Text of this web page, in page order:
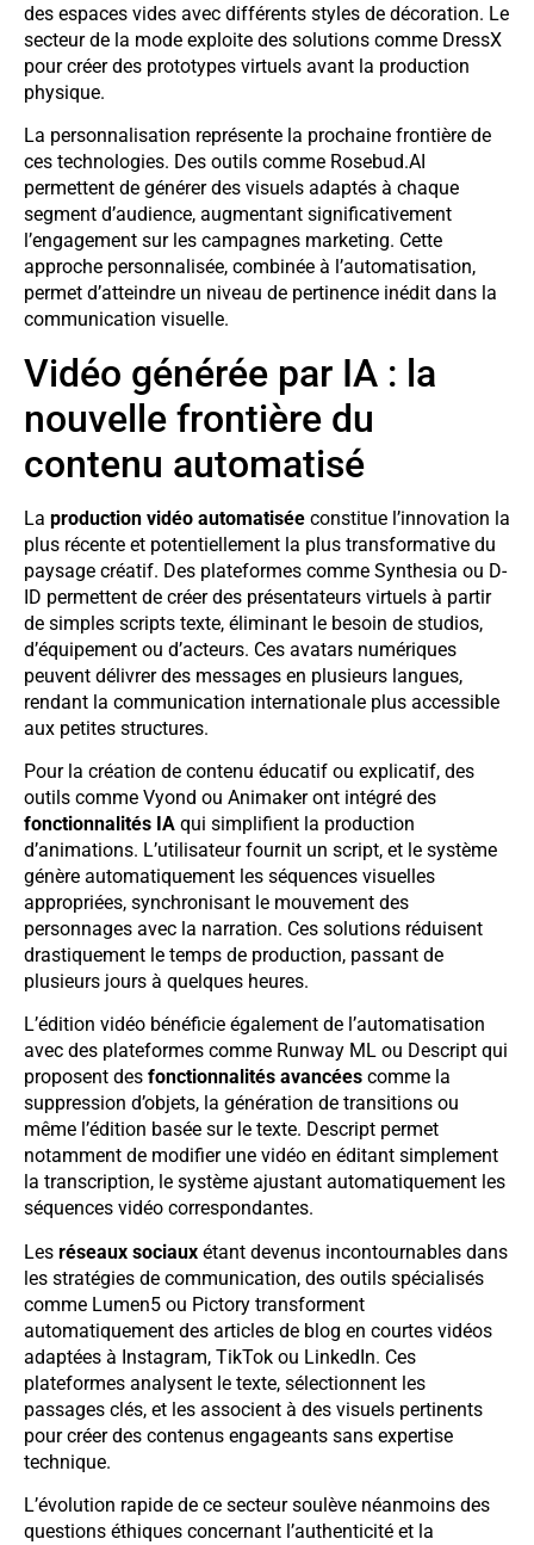
des espaces vides avec différents styles de décoration. Le
secteur de la mode exploite des solutions comme DressX
pour créer des prototypes virtuels avant la production
physique.
La personnalisation représente la prochaine frontière de
ces technologies. Des outils comme Rosebud.AI
permettent de générer des visuels adaptés à chaque
segment d’audience, augmentant significativement
l’engagement sur les campagnes marketing. Cette
approche personnalisée, combinée à l’automatisation,
permet d’atteindre un niveau de pertinence inédit dans la
communication visuelle.
Vidéo générée par IA : la
nouvelle frontière du
contenu automatisé
La production vidéo automatisée constitue l’innovation la
plus récente et potentiellement la plus transformative du
paysage créatif. Des plateformes comme Synthesia ou D-
ID permettent de créer des présentateurs virtuels à partir
de simples scripts texte, éliminant le besoin de studios,
d’équipement ou d’acteurs. Ces avatars numériques
peuvent délivrer des messages en plusieurs langues,
rendant la communication internationale plus accessible
aux petites structures.
Pour la création de contenu éducatif ou explicatif, des
outils comme Vyond ou Animaker ont intégré des
fonctionnalités IA qui simplifient la production
d’animations. L’utilisateur fournit un script, et le système
génère automatiquement les séquences visuelles
appropriées, synchronisant le mouvement des
personnages avec la narration. Ces solutions réduisent
drastiquement le temps de production, passant de
plusieurs jours à quelques heures.
L’édition vidéo bénéficie également de l’automatisation
avec des plateformes comme Runway ML ou Descript qui
proposent des fonctionnalités avancées comme la
suppression d’objets, la génération de transitions ou
même l’édition basée sur le texte. Descript permet
notamment de modifier une vidéo en éditant simplement
la transcription, le système ajustant automatiquement les
séquences vidéo correspondantes.
Les réseaux sociaux étant devenus incontournables dans
les stratégies de communication, des outils spécialisés
comme Lumen5 ou Pictory transforment
automatiquement des articles de blog en courtes vidéos
adaptées à Instagram, TikTok ou LinkedIn. Ces
plateformes analysent le texte, sélectionnent les
passages clés, et les associent à des visuels pertinents
pour créer des contenus engageants sans expertise
technique.
L’évolution rapide de ce secteur soulève néanmoins des
questions éthiques concernant l’authenticité et la